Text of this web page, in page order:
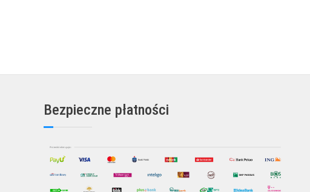
Bezpieczne płatności